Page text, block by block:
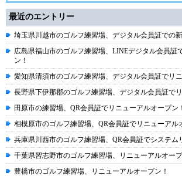
最近のエントリー
埼玉県川越市のゴルフ練習場、デジタル会員証での
広島県福山市のゴルフ練習場、LINEデジタル会員証
ン！
愛知県清須市のゴルフ練習場、デジタル会員証でリ
長野県下伊那郡のゴルフ練習場、デジタル会員証で
田原市の練習場、QR会員証でリニューアルオープン！
相模原市のゴルフ練習場、QR会員証でリニューアル
兵庫県川西市のゴルフ練習場、QR会員証でシステム
千葉県習志野市のゴルフ練習場、リニューアルオープ
豊橋市のゴルフ練習場、リニューアルオープン！